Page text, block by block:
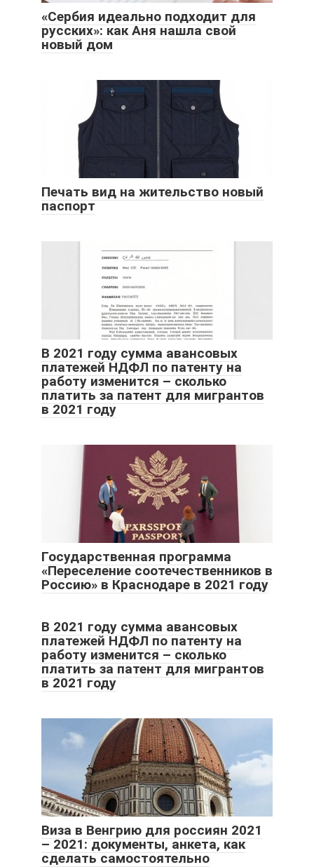
«Сербия идеально подходит для
русских»: как Аня нашла свой
новый дом
Печать вид на жительство новый
паспорт
В 2021 году сумма авансовых
платежей НДФЛ по патенту на
работу изменится – сколько
платить за патент для мигрантов
в 2021 году
Государственная программа
«Переселение соотечественников в
Россию» в Краснодаре в 2021 году
В 2021 году сумма авансовых
платежей НДФЛ по патенту на
работу изменится – сколько
платить за патент для мигрантов
в 2021 году
Виза в Венгрию для россиян 2021
– 2021: документы, анкета, как
сделать самостоятельно